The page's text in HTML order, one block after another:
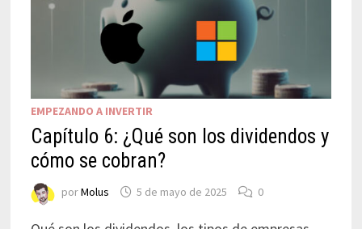
EMPEZANDO A INVERTIR
Capítulo 6: ¿Qué son los dividendos y
cómo se cobran?
porMolus 5 de mayo de 2025 0